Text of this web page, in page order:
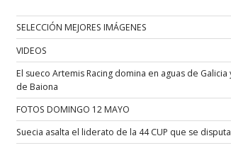
SELECCIÓN MEJORES IMÁGENES
VIDEOS
El sueco Artemis Racing domina en aguas de Galicia
de Baiona
FOTOS DOMINGO 12 MAYO
Suecia asalta el liderato de la 44 CUP que se